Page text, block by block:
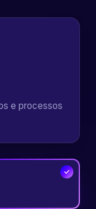
e processos